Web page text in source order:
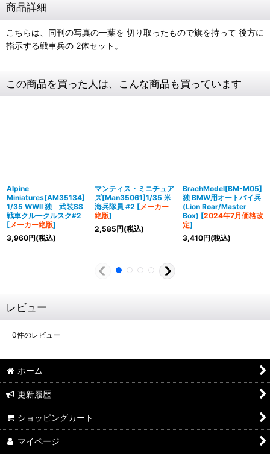
商品詳細
こちらは、同刊の写真の一葉を 切り取ったもので旗を持って 後方に
指示する戦車兵の 2体セット。
この商品を買った人は、こんな商品も買っています
Alpine
Miniatures[AM35134]
1/35 WWII 独 武装SS
戦車クルークルスク#2
[メーカー絶版]
3,960円(税込)
マンティス・ミニチュア
ズ[Man35061]1/35 米
海兵隊員 #2 [メーカー
絶版]
2,585円(税込)
BrachModel[BM-M05]
独 BMW用オートバイ兵
(Lion Roar/Master
Box) [2024年7月価格改
定]
3,410円(税込)
レビュー
0件のレビュー
ホーム
更新履歴
ショッピングカート
マイページ